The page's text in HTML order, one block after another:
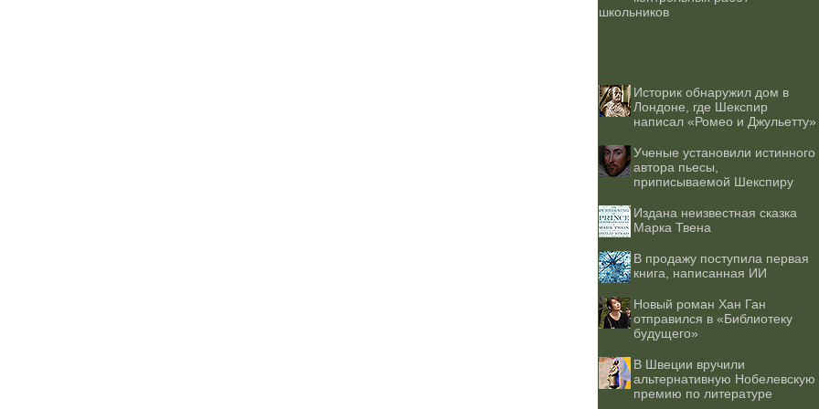
школьников
Историк обнаружил дом в
Лондоне, где Шекспир
написал «Ромео и Джульетту»
Ученые установили истинного
автора пьесы,
приписываемой Шекспиру
Издана неизвестная сказка
Марка Твена
В продажу поступила первая
книга, написанная ИИ
Новый роман Хан Ган
отправился в «Библиотеку
будущего»
В Швеции вручили
альтернативную Нобелевскую
премию по литературе